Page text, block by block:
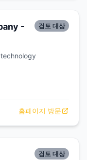
-
검토 대상
홈페이지 방문
검토 대상